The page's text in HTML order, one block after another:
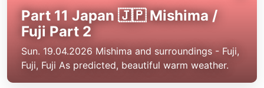
Part 11 Japan 🇯🇵 Mishima /
Fuji Part 2
Sun. 19.04.2026 Mishima and surroundings - Fuji,
Fuji, Fuji As predicted, beautiful warm weather.